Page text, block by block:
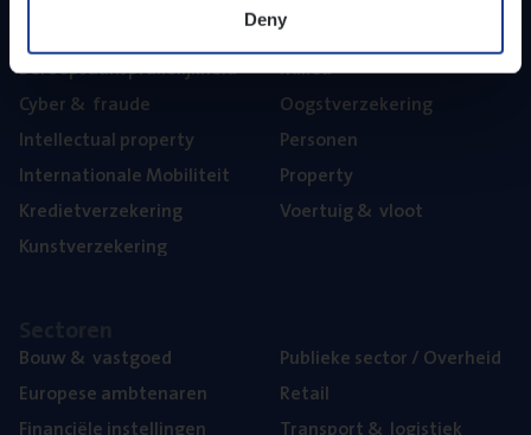
Deny
Beroeps­aan­spra­ke­lijk­heid
Cyber& fraude
Intel­lec­tu­al property
Inter­na­ti­o­na­le Mobiliteit
Kre­diet­ver­ze­ke­ring
Kunst­ver­ze­ke­ring
Mari­ne
Mili­eu
Oogst­ver­ze­ke­ring
Per­so­nen
Pro­per­ty
Voer­tuig& vloot
Bouw& vastgoed
Euro­pe­se ambtenaren
Finan­ci­ë­le instellingen
Publie­ke sec­tor / Overheid
Retail
Trans­port& logistiek